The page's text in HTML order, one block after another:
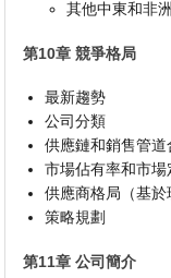
其他中東和非
第10章 競爭格局
最新趨勢
公司分類
供應鏈和銷售管道
市場佔有率和市場
供應商格局（基於
策略規劃
第11章 公司簡介